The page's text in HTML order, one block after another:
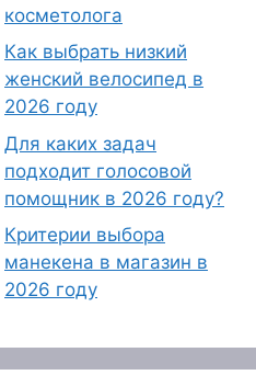
косметолога
Как выбрать низкий
женский велосипед в
2026 году
Для каких задач
подходит голосовой
помощник в 2026 году?
Критерии выбора
манекена в магазин в
2026 году